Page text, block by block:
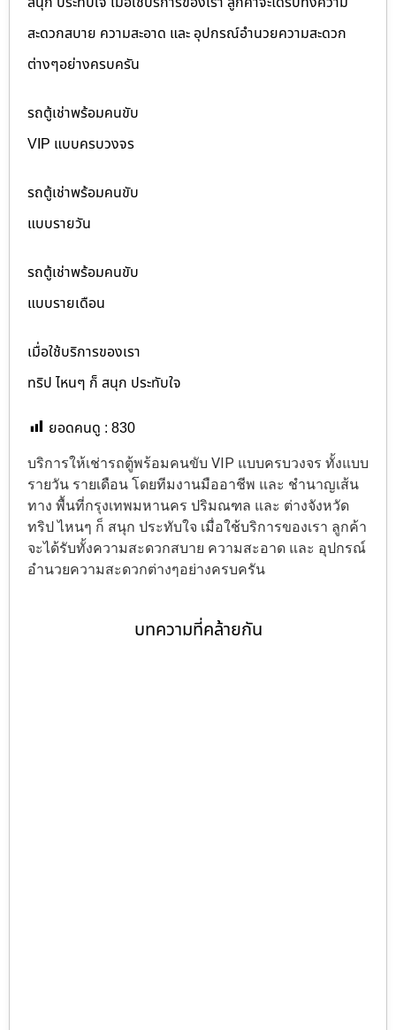
สะดวกสบาย ความสะอาด และ อุปกรณ์อำนวยความสะดวก
ต่างๆอย่างครบครัน
รถตู้เช่าพร้อมคนขับ
VIP แบบครบวงจร
รถตู้เช่าพร้อมคนขับ
แบบรายวัน
รถตู้เช่าพร้อมคนขับ
แบบรายเดือน
เมื่อใช้บริการของเรา
ทริป ไหนๆ ก็ สนุก ประทับใจ
ยอดคนดู : 830
บริการให้เช่ารถตู้พร้อมคนขับ VIP แบบครบวงจร ทั้งแบบ
รายวัน รายเดือน โดยทีมงานมืออาชีพ และ ชำนาญเส้น
ทาง พื้นที่กรุงเทพมหานคร ปริมณฑล และ ต่างจังหวัด
ทริป ไหนๆ ก็ สนุก ประทับใจ เมื่อใช้บริการของเรา ลูกค้า
จะได้รับทั้งความสะดวกสบาย ความสะอาด และ อุปกรณ์
อำนวยความสะดวกต่างๆอย่างครบครัน
บทความที่คล้ายกัน